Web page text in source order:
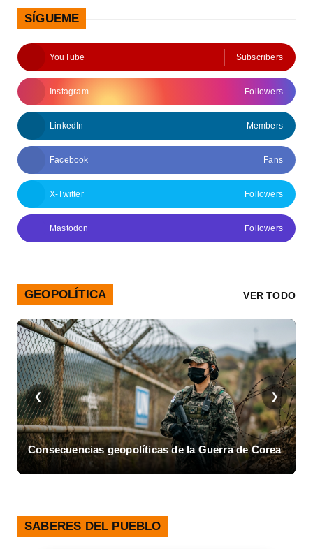
SÍGUEME
YouTube Subscribers
Instagram Followers
LinkedIn Members
Facebook Fans
X-Twitter Followers
Mastodon Followers
GEOPOLÍTICA VER TODO
❮
Asalto al Cuartel Moncada en Cuba
❯
SABERES DEL PUEBLO